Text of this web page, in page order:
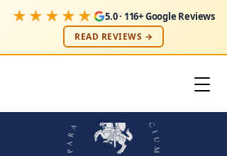
★★★★★ 5.0 · 116+ Google Reviews
READ REVIEWS →